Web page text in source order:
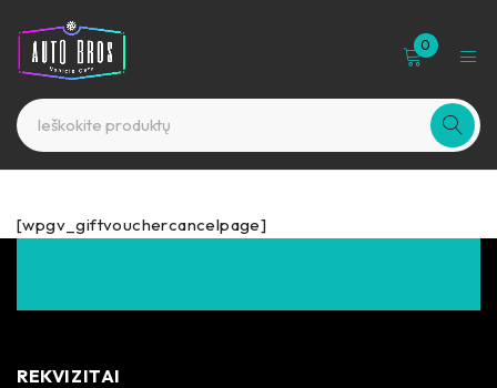
0
[wpgv_giftvouchercancelpage]
REKVIZITAI